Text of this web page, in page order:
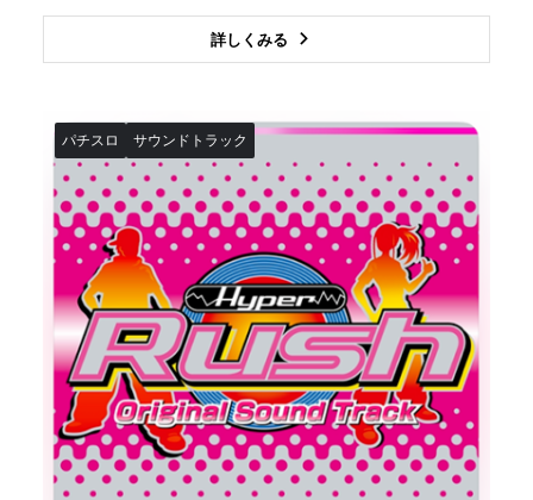
詳しくみる
パチスロ サウンドトラック